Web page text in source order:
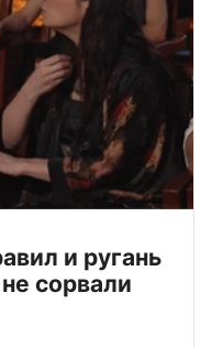
и ругань
сорвали